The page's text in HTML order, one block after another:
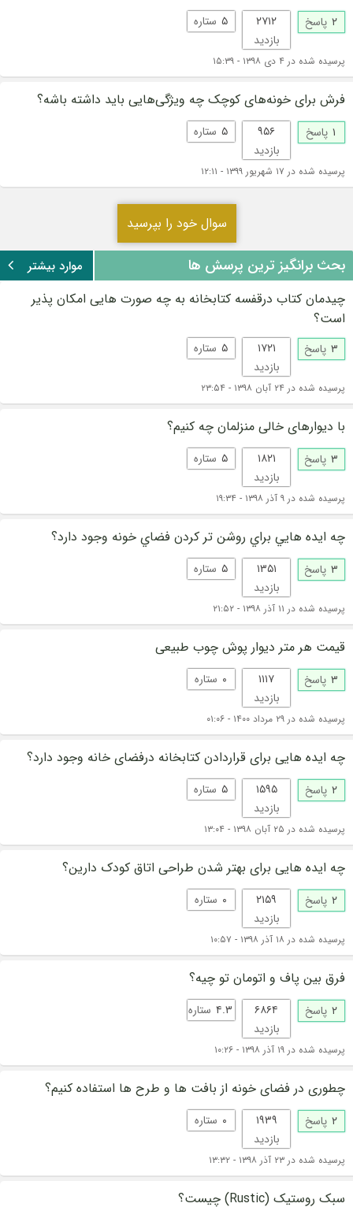
پاسخ
۲۷۱۲
بازدید
ستاره
پرسیده شده در ۴ دی ۱۳۹۸ - ۱۵:۳۹
فرش برای خونه‌های کوچک چه ویژگی‌هایی باید داشته باشه؟
پاسخ
۹۵۶
بازدید
ستاره
پرسیده شده در ۱۷ شهریور ۱۳۹۹ - ۱۲:۱۱
سوال خود را بپرسید
بحث برانگیز ترین پرسش ها موارد بیشتر
چیدمان کتاب درقفسه کتابخانه به چه صورت هایی امکان پذیر
است؟
پاسخ
۱۷۲۱
بازدید
ستاره
پرسیده شده در ۲۴ آبان ۱۳۹۸ - ۲۳:۵۴
با دیوارهای خالی منزلمان چه کنیم؟
پاسخ
۱۸۲۱
بازدید
ستاره
پرسیده شده در ۹ آذر ۱۳۹۸ - ۱۹:۳۴
چه ايده هايي براي روشن تر كردن فضاي خونه وجود دارد؟
پاسخ
۱۳۵۱
بازدید
ستاره
پرسیده شده در ۱۱ آذر ۱۳۹۸ - ۲۱:۵۲
قیمت هر متر دیوار پوش چوب طبیعی
پاسخ
۱۱۱۷
بازدید
ستاره
پرسیده شده در ۲۹ مرداد ۱۴۰۰ - ۰۱:۰۶
چه ایده هایی برای قراردادن کتابخانه درفضای خانه وجود دارد؟
پاسخ
۱۵۹۵
بازدید
ستاره
پرسیده شده در ۲۵ آبان ۱۳۹۸ - ۱۳:۰۴
چه ایده هایی برای بهتر شدن طراحی اتاق کودک دارین؟
پاسخ
۲۱۵۹
بازدید
ستاره
پرسیده شده در ۱۸ آذر ۱۳۹۸ - ۱۰:۵۷
فرق بین پاف و اتومان تو چیه؟
پاسخ
۶۸۶۴
بازدید
۴.۳ ستاره
پرسیده شده در ۱۹ آذر ۱۳۹۸ - ۱۰:۲۶
چطوری در فضای خونه از بافت ها و طرح ها استفاده کنیم؟
پاسخ
۱۹۳۹
بازدید
ستاره
پرسیده شده در ۲۳ آذر ۱۳۹۸ - ۱۳:۳۲
سبک روستیک (Rustic) چیست؟